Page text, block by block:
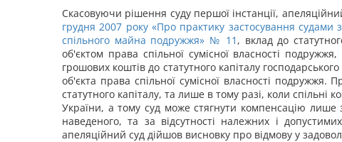
Скасовуючи рішення суду першої інстанції,
грудня 2007 року «Про практику застосування
спільного майна подружжя» № 11 , вклад до
об'єктом права спільної сумісної власності
грошових коштів до статутного капіталу
об'єкта права спільної сумісної власності
статутного капіталу, та лише в тому разі, коли
України, а тому суд може стягнути компенсацію лише
наведеного, та за відсутності належних і
апеляційний суд дійшов висновку про відмову у